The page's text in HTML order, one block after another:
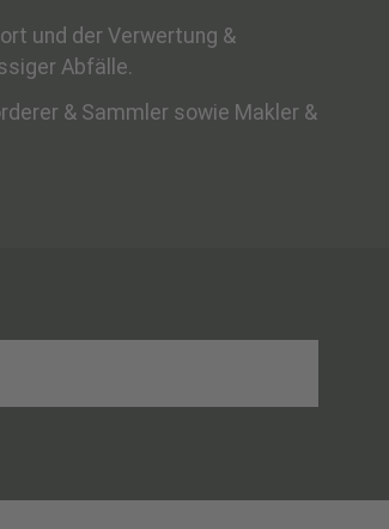
und der Verwertung &
Abfälle.
& Sammler sowie Makler &